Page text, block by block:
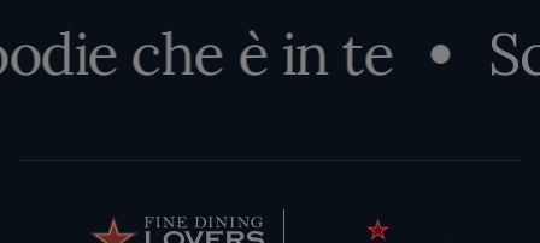
che è in te